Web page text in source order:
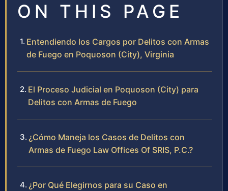
ON THIS PAGE
Entendiendo los Cargos por Delitos con Armas
de Fuego en Poquoson (City), Virginia
El Proceso Judicial en Poquoson (City) para
Delitos con Armas de Fuego
¿Cómo Maneja los Casos de Delitos con
Armas de Fuego Law Offices Of SRIS, P.C.?
¿Por Qué Elegirnos para su Caso en